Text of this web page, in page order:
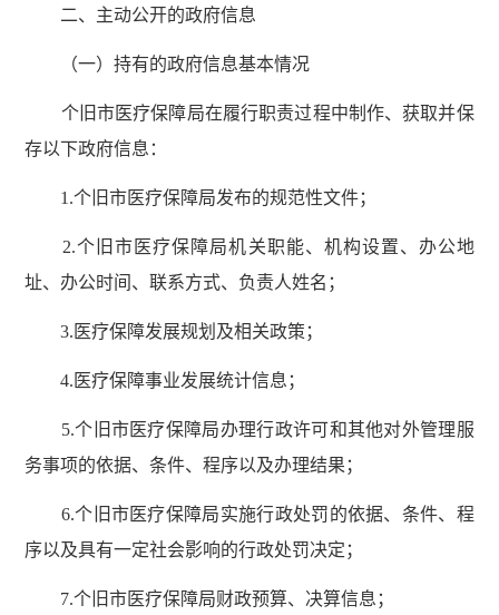
二、主动公开的政府信息
（一）持有的政府信息基本情况
个旧市医疗保障局在履行职责过程中制作、获取并保
存以下政府信息：
1.个旧市医疗保障局发布的规范性文件；
2.个旧市医疗保障局机关职能、机构设置、办公地
址、办公时间、联系方式、负责人姓名；
3.医疗保障发展规划及相关政策；
4.医疗保障事业发展统计信息；
5.个旧市医疗保障局办理行政许可和其他对外管理服
务事项的依据、条件、程序以及办理结果；
6.个旧市医疗保障局实施行政处罚的依据、条件、程
序以及具有一定社会影响的行政处罚决定；
7.个旧市医疗保障局财政预算、决算信息；